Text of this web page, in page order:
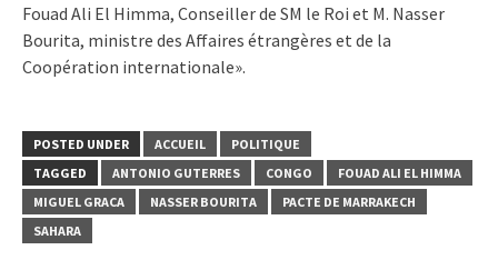
Fouad Ali El Himma, Conseiller de SM le Roi et M. Nasser
Bourita, ministre des Affaires étrangères et de la
Coopération internationale».
POSTED UNDER ACCUEIL
POLITIQUE
TAGGED
ANTONIO GUTERRES CONGO
FOUAD ALI EL HIMMA
MIGUEL GRACA
NASSER BOURITA
PACTE DE MARRAKECH
SAHARA